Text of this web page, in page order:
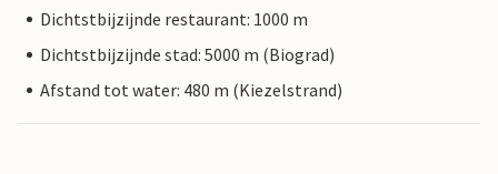
Dichtstbijzijnde restaurant: 1000 m
Dichtstbijzijnde stad: 5000 m (Biograd)
Afstand tot water: 480 m (Kiezelstrand)